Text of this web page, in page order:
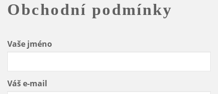
Obchodní podmínky
Vaše jméno
Váš e-mail